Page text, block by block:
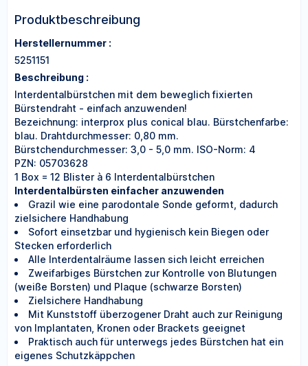
Produktbeschreibung
Herstellernummer :
5251151
Beschreibung :
Interdentalbürstchen mit dem beweglich fixierten
Bürstendraht - einfach anzuwenden!
Bezeichnung: interprox plus conical blau. Bürstchenfarbe:
blau. Drahtdurchmesser: 0,80 mm.
Bürstchendurchmesser: 3,0 - 5,0 mm. ISO-Norm: 4
PZN: 05703628
1 Box = 12 Blister à 6 Interdentalbürstchen
Interdentalbürsten einfacher anzuwenden
Grazil wie eine parodontale Sonde geformt, dadurch
zielsichere Handhabung
Sofort einsetzbar und hygienisch kein Biegen oder
Stecken erforderlich
Alle Interdentalräume lassen sich leicht erreichen
Zweifarbiges Bürstchen zur Kontrolle von Blutungen
(weiße Borsten) und Plaque (schwarze Borsten)
Zielsichere Handhabung
Mit Kunststoff überzogener Draht auch zur Reinigung
von Implantaten, Kronen oder Brackets geeignet
Praktisch auch für unterwegs jedes Bürstchen hat ein
eigenes Schutzkäppchen